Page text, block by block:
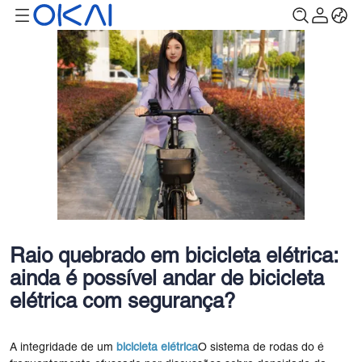
Raio quebrado em bicicleta elétrica:
ainda é possível andar de bicicleta
elétrica com segurança?
A integridade de um bicicleta elétricaO sistema de rodas do é